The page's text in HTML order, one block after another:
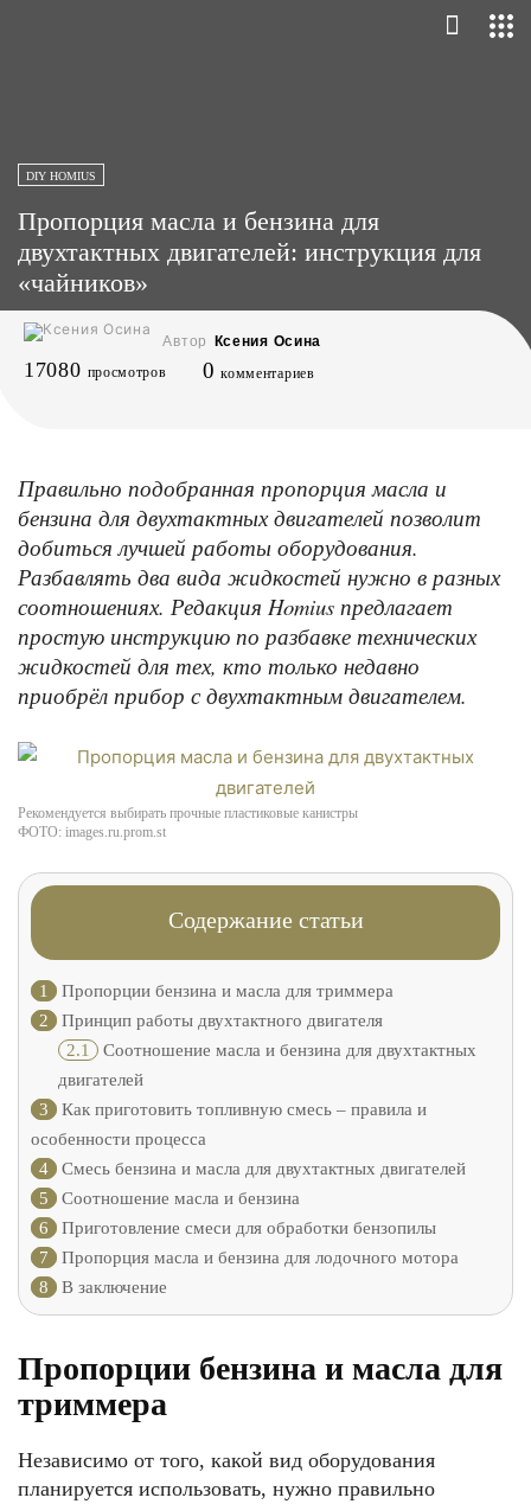
DIY HOMIUS
Пропорция масла и бензина для
двухтактных двигателей: инструкция для
«чайников»
Автор Ксения Осина
17080 просмотров 0 комментариев
Правильно подобранная пропорция масла и
бензина для двухтактных двигателей позволит
добиться лучшей работы оборудования.
Разбавлять два вида жидкостей нужно в разных
соотношениях. Редакция Homius предлагает
простую инструкцию по разбавке технических
жидкостей для тех, кто только недавно
приобрёл прибор с двухтактным двигателем.
Рекомендуется выбирать прочные пластиковые канистры
ФОТО: images.ru.prom.st
Содержание статьи
1
Пропорции бензина и масла для триммера
2
Принцип работы двухтактного двигателя
2.1 Соотношение масла и бензина для двухтактных
двигателей
3
Как приготовить топливную смесь – правила и
особенности процесса
4
Смесь бензина и масла для двухтактных двигателей
5
Соотношение масла и бензина
6
Приготовление смеси для обработки бензопилы
7
Пропорция масла и бензина для лодочного мотора
8
В заключение
Пропорции бензина и масла для
триммера
Независимо от того, какой вид оборудования
планируется использовать, нужно правильно